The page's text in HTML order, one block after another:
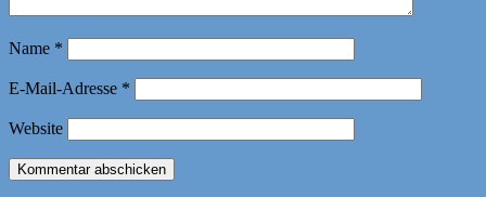
Name *
E-Mail-Adresse *
Website